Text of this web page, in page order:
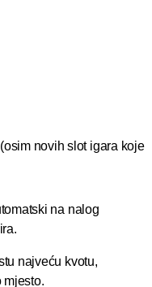
novih slot igara koje
na nalog
najveću kvotu,
mjesto.